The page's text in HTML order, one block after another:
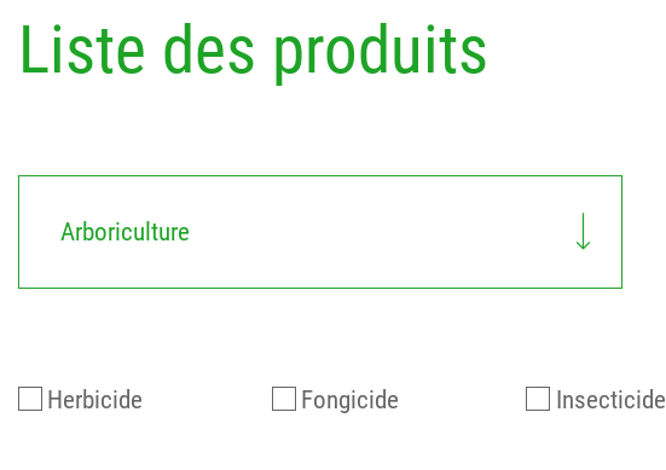
Liste des produits
Arboriculture
Herbicide Fongicide Insecticide